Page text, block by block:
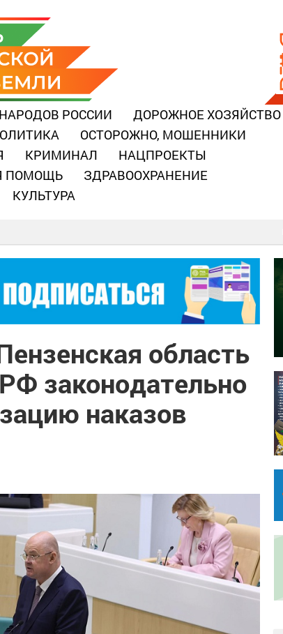
РОССИИ
ДОРОЖНОЕ ХОЗЯЙСТВО
ОСТОРОЖНО, МОШЕННИКИ
КРИМИНАЛ
НАЦПРОЕКТЫ
ПОМОЩЬ
ЗДРАВООХРАНЕНИЕ
КУЛЬТУРА
область
законодательно
наказов